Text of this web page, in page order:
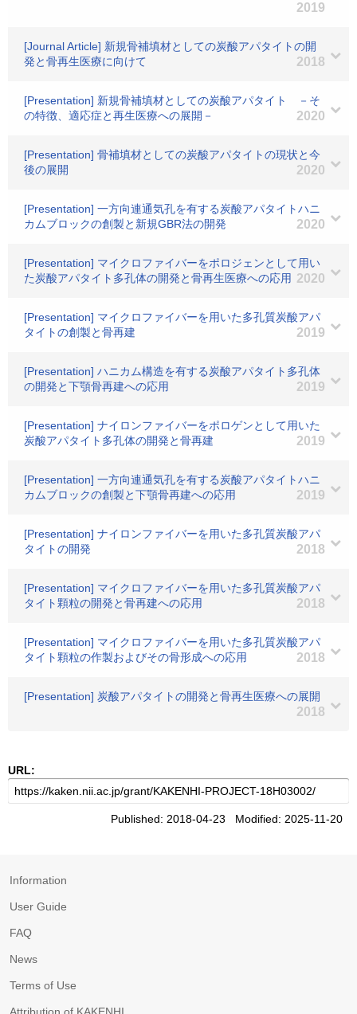
2019
[Journal Article] 新規骨補填材としての炭酸アパタイトの開
発と骨再生医療に向けて
2018
[Presentation] 新規骨補填材としての炭酸アパタイト －そ
の特徴、適応症と再生医療への展開－
2020
[Presentation] 骨補填材としての炭酸アパタイトの現状と今
後の展開
2020
[Presentation] 一方向連通気孔を有する炭酸アパタイトハニ
カムブロックの創製と新規GBR法の開発
2020
[Presentation] マイクロファイバーをポロジェンとして用い
た炭酸アパタイト多孔体の開発と骨再生医療への応用 2020
[Presentation] マイクロファイバーを用いた多孔質炭酸アパ
タイトの創製と骨再建
2019
[Presentation] ハニカム構造を有する炭酸アパタイト多孔体
の開発と下顎骨再建への応用
2019
[Presentation] ナイロンファイバーをポロゲンとして用いた
炭酸アパタイト多孔体の開発と骨再建
2019
[Presentation] 一方向連通気孔を有する炭酸アパタイトハニ
カムブロックの創製と下顎骨再建への応用
2019
[Presentation] ナイロンファイバーを用いた多孔質炭酸アパ
タイトの開発
2018
[Presentation] マイクロファイバーを用いた多孔質炭酸アパ
タイト顆粒の開発と骨再建への応用
2018
[Presentation] マイクロファイバーを用いた多孔質炭酸アパ
タイト顆粒の作製およびその骨形成への応用
2018
[Presentation] 炭酸アパタイトの開発と骨再生医療への展開
2018
URL:
Published: 2018-04-23 Modified: 2025-11-20
Information
User Guide
FAQ
News
Terms of Use